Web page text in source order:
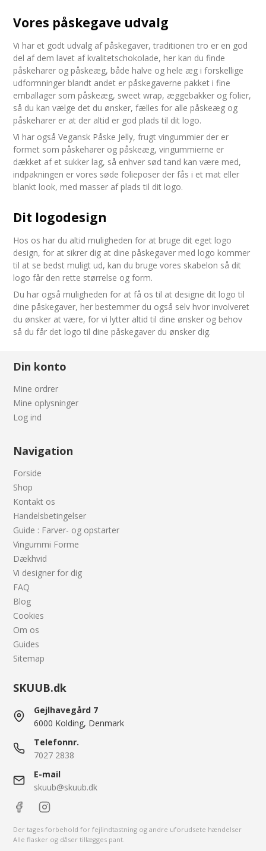
Vores påskegave udvalg
Vi har et godt udvalg af påskegaver, traditionen tro er en god
del af dem lavet af kvalitetschokolade, her kan du finde
påskeharer og påskeæg, både halve og hele æg i forskellige
udformninger blandt andet er påskegaverne pakket i fine
emballager som påskeæg, sweet wrap, æggebakker og folier,
så du kan vælge det du ønsker, fælles for alle påskeæg og
påskeharer er at der altid er god plads til dit logo.
Vi har også Vegansk Påske Jelly, frugt vingummier der er
formet som påskeharer og påskeæg, vingummierne er
dækket af et sukker lag, så enhver sød tand kan være med,
indpakningen er vores søde folieposer der fås i et mat eller
blankt look, med masser af plads til dit logo.
Dit logodesign
Hos os har du altid muligheden for at bruge dit eget logo
design, for at sikrer dig at dine påskegaver med logo kommer
til at se bedst muligt ud, kan du bruge vores skabelon så dit
logo får den rette størrelse og form.
Du har også muligheden for at få os til at designe dit logo til
dine påskegaver, her bestemmer du også selv hvor involveret
du ønsker at være, for vi lytter altid til dine ønsker og behov
så du får det logo til dine påskegaver du ønsker dig.
Din konto
Mine ordrer
Mine oplysninger
Log ind
Navigation
Forside
Shop
Kontakt os
Handelsbetingelser
Guide : Farver- og opstarter
Vingummi Forme
Dækhvid
Vi designer for dig
FAQ
Blog
Cookies
Om os
Guides
Sitemap
SKUUB.dk
Gejlhavegård 7
6000 Kolding, Denmark
Telefonnr.
7027 2838
E-mail
skuub@skuub.dk
Der tages forbehold for fejlindtastning og andre uforudsete hændelser
Alle flasker og dåser tillægges pant.